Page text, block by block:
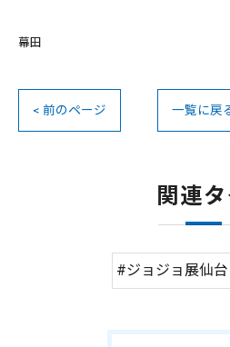
幕田
< 前のページ 一覧に戻
関連
#ジョジョ展仙台